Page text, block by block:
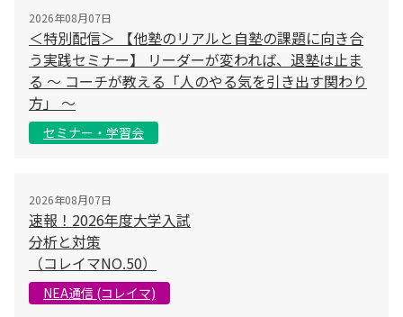
2026年08月07日
＜特別配信＞ 【他塾のリアルと自塾の課題に向き合
う実践セミナー】 リーダーが変われば、退塾は止ま
る 〜 コーチが教える「人のやる気を引き出す関わり
方」 〜
セミナー・学習会
2026年08月07日
速報！2026年度大学入試
分析と対策
（コレイマNO.50）
NEA通信 (コレイマ)